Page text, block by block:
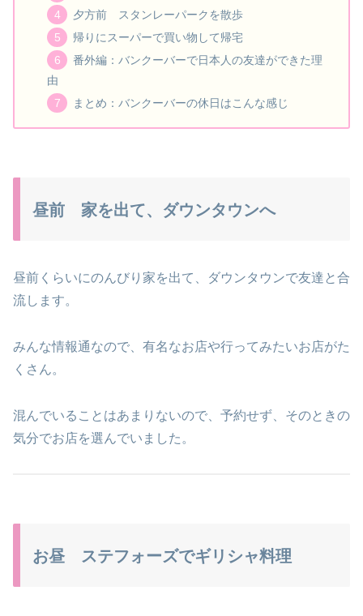
夕方前 スタンレーパークを散歩
帰りにスーパーで買い物して帰宅
番外編：バンクーバーで日本人の友達ができた理
由
まとめ：バンクーバーの休日はこんな感じ
昼前 家を出て、ダウンタウンへ
昼前くらいにのんびり家を出て、ダウンタウンで友達と合
流します。
みんな情報通なので、有名なお店や行ってみたいお店がた
くさん。
混んでいることはあまりないので、予約せず、そのときの
気分でお店を選んでいました。
お昼 ステフォーズでギリシャ料理